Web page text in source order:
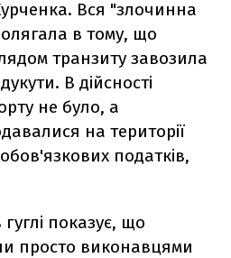
Вся "злочинна
в тому, що
транзиту завозила
В дійсності
не було, а
на території
податків,
показує, що
просто виконавцями